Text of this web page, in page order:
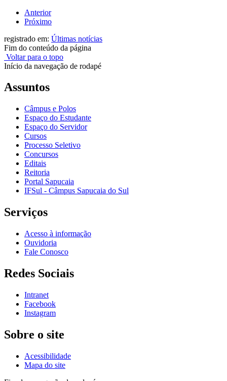
Anterior
Próximo
registrado em: Últimas notícias
Fim do conteúdo da página
Voltar para o topo
Início da navegação de rodapé
Assuntos
Câmpus e Polos
Espaço do Estudante
Espaço do Servidor
Cursos
Processo Seletivo
Concursos
Editais
Reitoria
Portal Sapucaia
IFSul - Câmpus Sapucaia do Sul
Serviços
Acesso à informação
Ouvidoria
Fale Conosco
Redes Sociais
Intranet
Facebook
Instagram
Sobre o site
Acessibilidade
Mapa do site